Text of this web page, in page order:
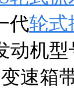
代轮式
动机
速箱